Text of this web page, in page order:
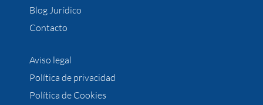
Blog Jurídico
Contacto
Aviso legal
Política de privacidad
Política de Cookies